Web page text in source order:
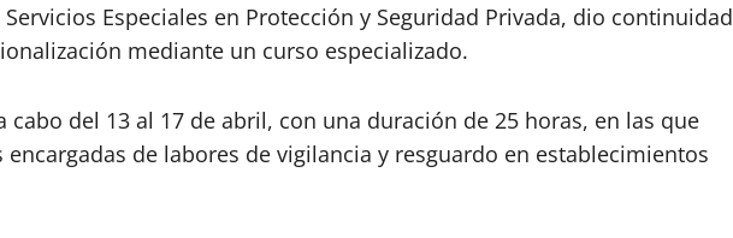
Especiales en Protección y Seguridad Privada, dio continuidad
mediante un curso especializado.
cabo del 13 al 17 de abril, con una duración de 25 horas, en las que
de labores de vigilancia y resguardo en establecimientos